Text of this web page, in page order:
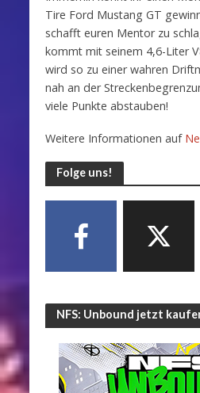
Tire Ford Mustang GT
schafft euren Mentor zu
kommt mit seinem 4,6-Liter
wird so zu einer wahren
nah an der
viele Punkte abstauben!
Weitere Informationen auf
Folge uns!
NFS: Unbound jetzt